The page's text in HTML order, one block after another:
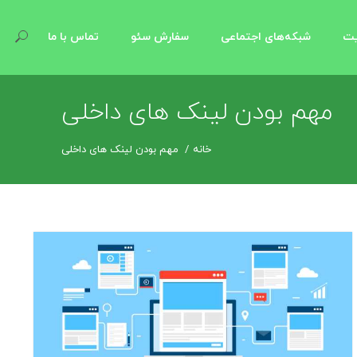
شبکه‌های اجتماعی سفارش سئو تماس با ما
مهم بودن لینک های داخلی
خانه مهم بودن لینک های داخلی